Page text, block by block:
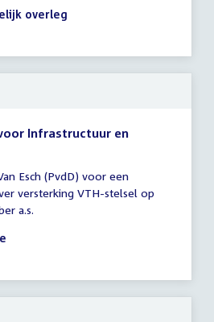
overleg
Infrastructuur en
Esch (PvdD) voor een
versterking VTH-stelsel op
a.s.